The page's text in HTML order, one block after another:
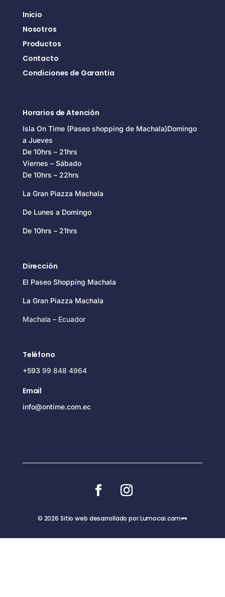
Inicio
Nosotros
Productos
Contacto
Condiciones de Garantia
Horarios de Atención
Isla On Time (Paseo shopping de Machala)Domingo
a Jueves
De 10hrs – 21hrs
Viernes – Sábado
De 10hrs – 22hrs
La Gran Piazza Machala
De Lunes a Domingo
De 10hrs – 21hrs
Dirección
El Paseo Shopping Machala
La Gran Piazza Machala
Machala – Ecuador
Teléfono
+593 99 848 4964
Email
info@ontime.com.ec
© 2026 Sitio web desarrollado por Lumocai.com🕶️